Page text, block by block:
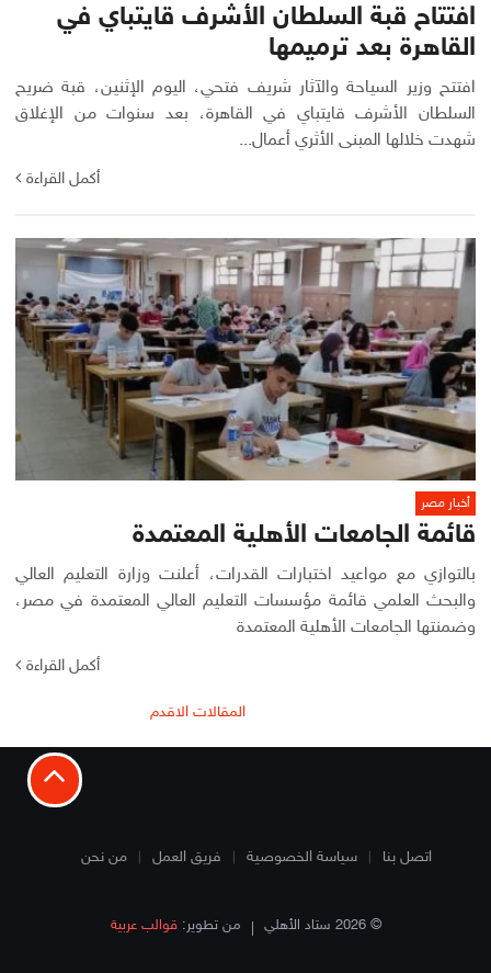
افتتاح قبة السلطان الأشرف قايتباي في
القاهرة بعد ترميمها
افتتح وزير السياحة والآثار شريف فتحي، اليوم الإثنين، قبة ضريح
السلطان الأشرف قايتباي في القاهرة، بعد سنوات من الإغلاق
شهدت خلالها المبنى الأثري أعمال...
أكمل القراءة
أخبار مصر
قائمة الجامعات الأهلية المعتمدة
بالتوازي مع مواعيد اختبارات القدرات، أعلنت وزارة التعليم العالي
والبحث العلمي قائمة مؤسسات التعليم العالي المعتمدة في مصر،
وضمنتها الجامعات الأهلية المعتمدة
أكمل القراءة
المقالات
المقالات الاقدم
اتصل بنا سياسة الخصوصية فريق العمل من نحن
© 2026 ستاد الأهلي من تطوير:قوالب عربية